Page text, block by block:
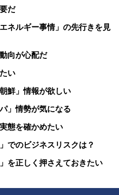
だ
ネルギー事情」の先行きを見
向が心配だ
い
鮮」情報が欲しい
」情勢が気になる
態を確かめたい
でのビジネスリスクは？
を正しく押さえておきたい